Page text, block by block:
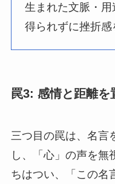
生まれた文脈・
得られずに挫折感
罠3: 感情と距離を
三つ目の罠は、名言
し、「心」の声を無
ちはつい、「この名